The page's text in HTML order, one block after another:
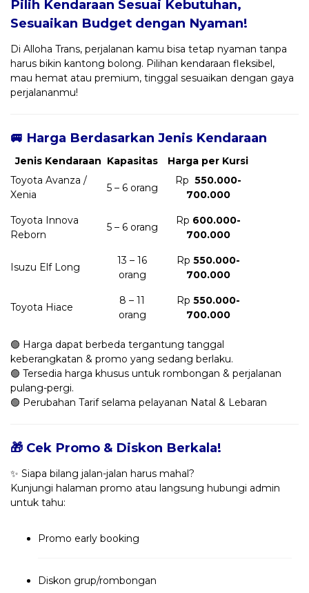
Pilih Kendaraan Sesuai Kebutuhan,
Sesuaikan Budget dengan Nyaman!
Di Alloha Trans, perjalanan kamu bisa tetap nyaman tanpa
harus bikin kantong bolong. Pilihan kendaraan fleksibel,
mau hemat atau premium, tinggal sesuaikan dengan gaya
perjalananmu!
🚐 Harga Berdasarkan Jenis Kendaraan
Jenis Kendaraan Kapasitas
Harga per Kursi
Toyota Avanza /
Xenia
5 – 6 orang
Rp 550.000-
700.000
Toyota Innova
Reborn
5 – 6 orang
Rp 600.000-
700.000
Isuzu Elf Long
13 – 16
orang
Rp 550.000-
700.000
Toyota Hiace
8 – 11
orang
Rp 550.000-
700.000
🟢 Harga dapat berbeda tergantung tanggal
keberangkatan & promo yang sedang berlaku.
🟢 Tersedia harga khusus untuk rombongan & perjalanan
pulang-pergi.
🟢 Perubahan Tarif selama pelayanan Natal & Lebaran
🎁 Cek Promo & Diskon Berkala!
✨ Siapa bilang jalan-jalan harus mahal?
Kunjungi halaman promo atau langsung hubungi admin
untuk tahu:
Promo early booking
Diskon grup/rombongan